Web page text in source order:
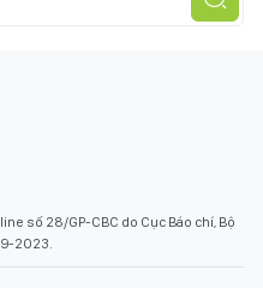
số 28/GP-CBC do Cục Báo chí, Bộ
2023.